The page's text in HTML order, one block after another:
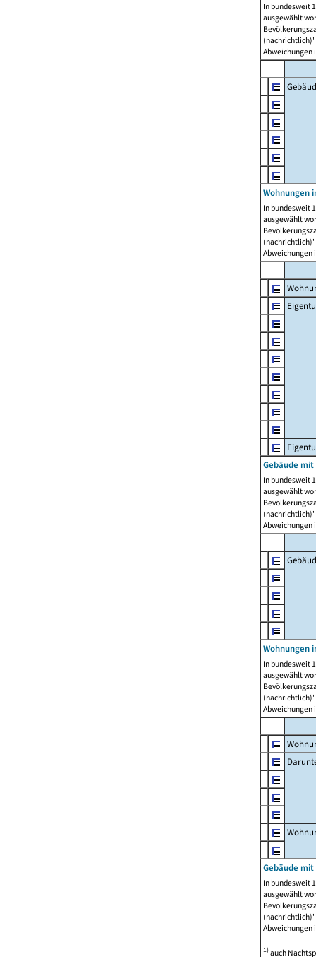
In bundesweit
ausgewählt
Abweichungen
Wohnungen
In bundesweit
ausgewählt
Abweichungen
Gebäude
In bundesweit
ausgewählt
Abweichungen
Wohnungen
In bundesweit
ausgewählt
Abweichungen
Gebäude
In bundesweit
ausgewählt
Abweichungen
1)auch